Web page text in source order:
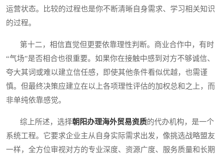
运营状态。比较的过程也是你不断清晰自身需求、学习相关知识
的过程。
第十二，相信直觉但更要依靠理性判断。商业合作中，有时
“气场”是否相合也很重要。如果你在接触中感到对方不够诚信、
夸大其词或难以建立信任感，即使其他条件看似优越，也需谨
慎。但最终决策应建立在以上各项理性评估的加权总和之上，而
非单纯依靠感觉。
综上所述，选择朝阳办理海外贸易资质的代办机构，是一个
系统工程。它要求企业主从自身实际需求出发，像挑选战略盟友
一样，全方位审视对方的专业深度、资源广度、服务质量和长期